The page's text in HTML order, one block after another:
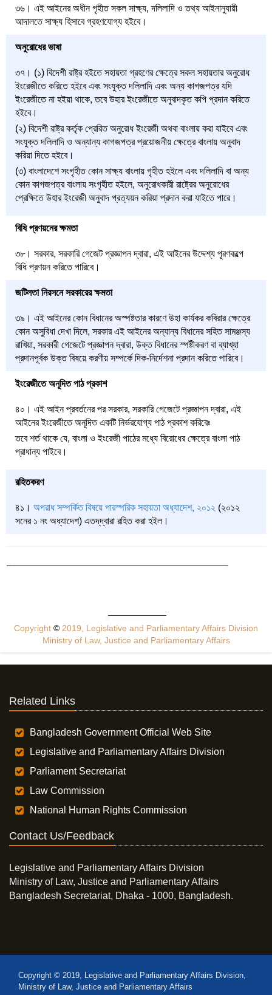
৩৬। এই আইনের অধীন গৃহীত সকল সাক্ষ্য, দলিলাদি ও তথ্য আইনানুযায়ী
আদালতে সাক্ষ্য হিসাবে গ্রহণযোগ্য হইবে।
অনুরোধের ভাষা
৩৭। (১) বিদেশী রাষ্ট্র হইতে সহায়তা গ্রহণের ক্ষেত্রে সকল সহায়তার অনুরোধ
ইংরেজীতে করিতে হইবে এবং সংযুক্ত দলিলাদি এবং অন্য কাগজপত্র যদি
ইংরেজীতে না হইয়া থাকে, তবে উহার ইংরেজীতে অনুবাদকৃত কপি প্রদান করিতে
হইবে।
(২) বিদেশী রাষ্ট্র কর্তৃক প্রেরিত অনুরোধ ইংরেজী অথবা বাংলায় করা যাইবে এবং
সংযুক্ত দলিলাদি ও অন্যান্য কাগজপত্র প্রয়োজনীয় ক্ষেত্রে বাংলায় অনুবাদ
করিয়া দিতে হইবে।
(৩) বাংলাদেশে সংগৃহীত কোন সাক্ষ্য বাংলায় গৃহীত হইলে এবং দলিলাদি বা অন্য
কোন কাগজপত্র বাংলায় সংগৃহীত হইলে, অনুরোধকারী রাষ্ট্রের অনুরোধের
প্রেক্ষিতে উহার ইংরেজী অনুবাদ প্রত্যয়ন করিয়া প্রদান করা যাইতে পারে।
বিধি প্রণয়নের ক্ষমতা
৩৮। সরকার, সরকারি গেজেট প্রজ্ঞাপন দ্বারা, এই আইনের উদ্দেশ্য পূরণকল্পে
বিধি প্রণয়ন করিতে পারিবে।
জটিলতা নিরসনে সরকারের ক্ষমতা
৩৯। এই আইনের কোন বিধানের অস্পষ্টতার কারণে উহা কার্যকর কবিরার ক্ষেত্রে
কোন অসুবিধা দেখা দিলে, সরকার এই আইনের অন্যান্য বিধানের সহিত সামঞ্জস্য
রাখিয়া, সরকারী গেজেটে প্রজ্ঞাপন দ্বারা, উক্ত বিধানের স্পষ্টীকরণ বা ব্যাখ্যা
প্রদানপূর্বক উক্ত বিষয়ে করণীয় সম্পর্কে দিক-নির্দেশনা প্রদান করিতে পারিবে।
ইংরেজীতে অনূদিত পাঠ প্রকাশ
৪০। এই আইন প্রবর্তনের পর সরকার, সরকারি গেজেটে প্রজ্ঞাপন দ্বারা, এই
আইনের ইংরেজীতে অনূদিত একটি নির্ভরযোগ্য পাঠ প্রকাশ করিবেঃ
তবে শর্ত থাকে যে, বাংলা ও ইংরেজী পাঠের মধ্যে বিরোধের ক্ষেত্রে বাংলা পাঠ
প্রাধান্য পাইবে।
রহিতকরণ
৪১। অপরাধ সম্পর্কিত বিষয়ে পারস্পরিক সহায়তা অধ্যাদেশ, ২০১২ (২০১২
সনের ১ নং অধ্যাদেশ) এতদ্‌দ্বারা রহিত করা হইল।
Copyright © 2019, Legislative and Parliamentary Affairs Division
Ministry of Law, Justice and Parliamentary Affairs
Related Links
Bangladesh Government Official Web Site
Legislative and Parliamentary Affairs Division
Parliament Secretariat
Law Commission
National Human Rights Commission
Contact Us/Feedback
Legislative and Parliamentary Affairs Division
Ministry of Law, Justice and Parliamentary Affairs
Bangladesh Secretariat, Dhaka - 1000, Bangladesh.
Copyright © 2019, Legislative and Parliamentary Affairs Division,
Ministry of Law, Justice and Parliamentary Affairs